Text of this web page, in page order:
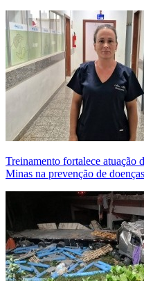
Treinamento fortalece atuação
Minas na prevenção de